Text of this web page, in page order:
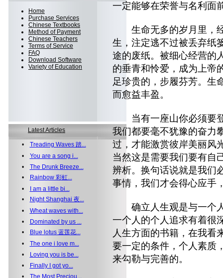
Home
Purchase Services
Chinese Textbooks
Method of Payment
Chinese Teachers
Terms of Service
FAQ
Download Software
Variety of Education
Latest Articles
• Treading Waves 踏...
• You are a song i...
• The Drunk Breeze...
•
Rainbow 彩虹...
•
I am a little bi...
•
Night Shanghai 夜...
• Wheat waves with...
•
Dominated by us ...
•
Blue lotus 蓝莲花...
• The one i love m...
•
Loving you is be...
•
Finally I got yo...
• The Most Preciou...
一定能够在荣誉与名利面
生命无多的岁月里，经
生，注定逃不过被丢弃纸
途的废纸。被细心经营的
的垂青和怜爱，成为上帝
足珍贵的，步履芬芳。生
而愈益丰盈。
当有一座山你必须要登
我们都要毫不犹豫的奋力
过，才能激赏彼岸美丽风
当然这是需要我们要有自
辨析。换句话说就是我们
事情，我们才会得心应手
确立人生观是与一个人
一个人的个人追求有着很
人生方面的书籍，在我看
要一定的条件，个人素质
来勾勒与完善的。